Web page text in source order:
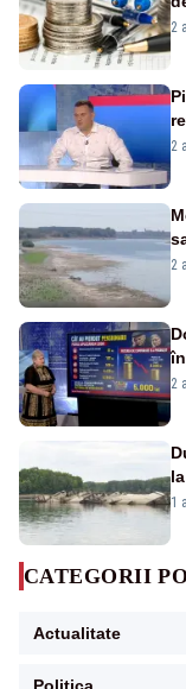
2
2
2
2
1
CATEGORII
Actualitate
Politica